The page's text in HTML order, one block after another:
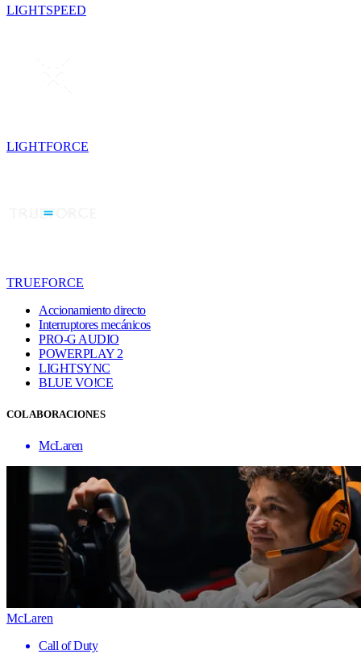
LIGHTSPEED
LIGHTFORCE
TRUEFORCE
Accionamiento directo
Interruptores mecánicos
PRO-G AUDIO
POWERPLAY 2
LIGHTSYNC
BLUE VO!CE
COLABORACIONES
McLaren
McLaren
Call of Duty